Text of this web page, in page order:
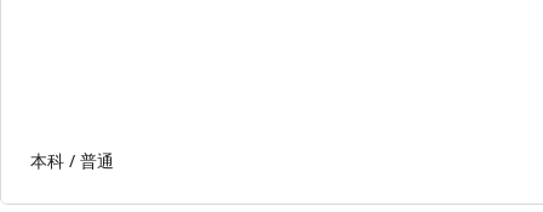
本科 / 普通